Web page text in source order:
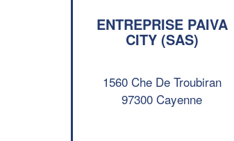
ENTREPRISE PAIVA
CITY (SAS)
1560 Che De Troubiran
97300 Cayenne